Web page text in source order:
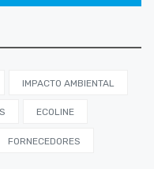
IMPACTO AMBIENTAL
ECOLINE
FORNECEDORES